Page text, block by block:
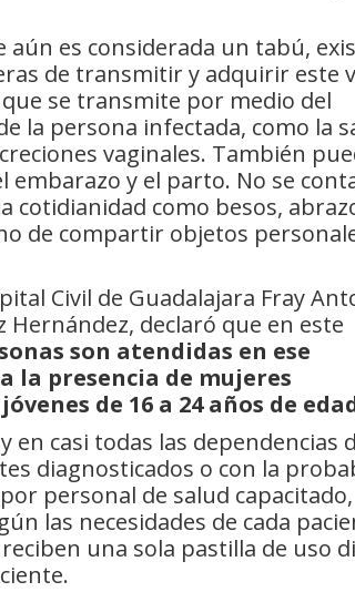
es considerada un tabú,
de transmitir y adquirir este
se transmite por medio del
la persona infectada, como la
vaginales. También
y el parto. No se
cotidianidad como besos,
de compartir objetos
Civil de Guadalajara Fray
Hernández, declaró que en este
son atendidas en ese
la presencia de mujeres
de 16 a 24 años de
en casi todas las dependencias
diagnosticados o con la
personal de salud capacitado,
las necesidades de cada
una sola pastilla de uso